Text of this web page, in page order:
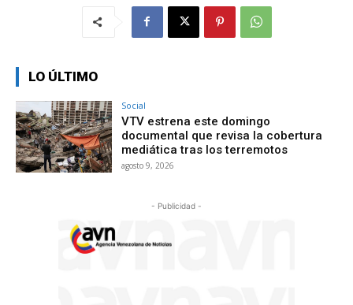
LO ÚLTIMO
Social
VTV estrena este domingo
documental que revisa la cobertura
mediática tras los terremotos
agosto 9, 2026
- Publicidad -